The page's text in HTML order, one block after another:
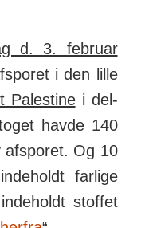
d. 3. februar
i den lille
Pale­stinei del­
havde 140
af­sporet. Og 10
farlige
stoffet